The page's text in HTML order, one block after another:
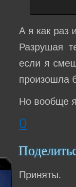
А я как раз
Разрушая
если я
произошла
Но вообще
0
Приняты.